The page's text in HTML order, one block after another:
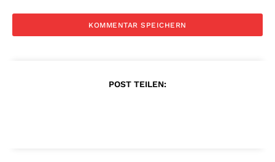
POST TEILEN: